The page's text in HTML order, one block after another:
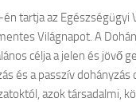
tartja az Egészségügyi
Világnapot. A
célja a jelen és jövő
és a passzív dohányzás
azok társadalmi,